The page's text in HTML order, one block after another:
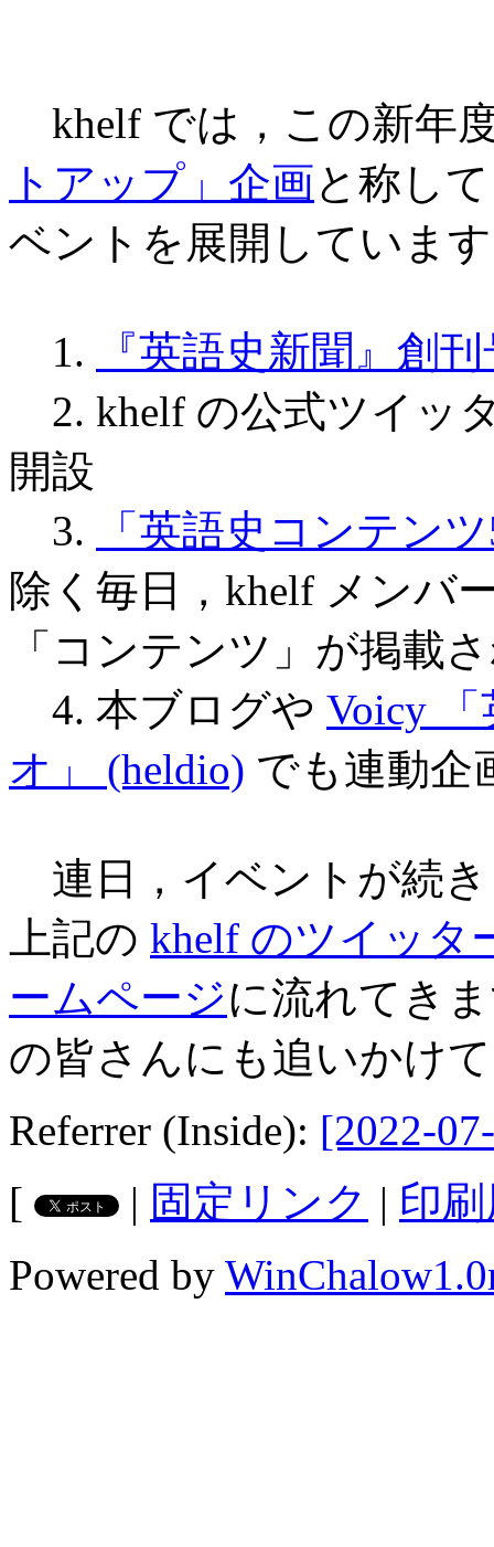
khelf では，この新年
トアップ」企画と称し
ベントを展開していま
1.
『英語史新聞』創
2. khelf の公式ツイッ
開設
3.
「英語史コンテン
除く毎日，khelf メンバ
「コンテンツ」が掲載
4. 本ブログや Voicy
オ」 (heldio) でも連動企
連日，イベントが続
上記の khelf のツイッタ
ームページに流れてき
の皆さんにも追いかけ
Referrer (Inside): [2022-
[
| 固定リンク | 印
Powered by